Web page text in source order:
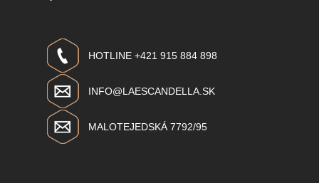
HOTLINE +421 915 884 898
INFO@LAESCANDELLA.SK
MALOTEJEDSKÁ 7792/95